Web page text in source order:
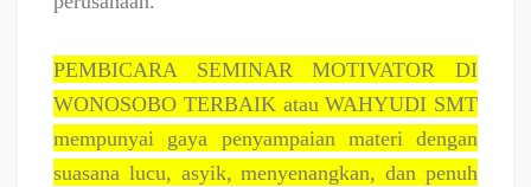
PEMBICARA SEMINAR MOTIVATOR DI
WONOSOBO TERBAIK atau WAHYUDI SMT
mempunyai gaya penyampaian materi dengan
suasana lucu, asyik, menyenangkan, dan penuh